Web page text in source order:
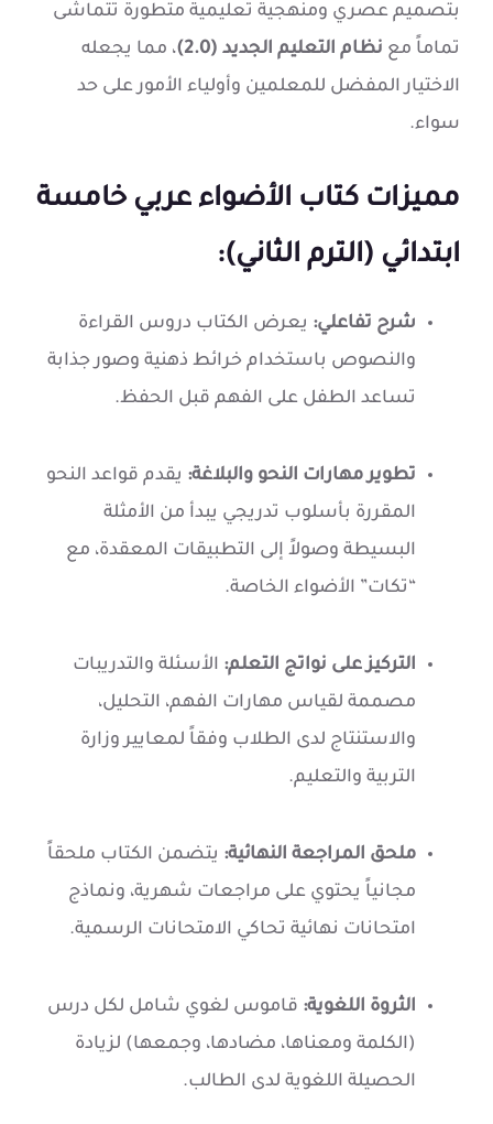
بتصميم عصري ومنهجية تعليمية متطورة تتماشى
تماماً مع نظام التعليم الجديد (2.0)
، مما يجعله
الاختيار المفضل للمعلمين وأولياء الأمور على حد
سواء.
مميزات كتاب الأضواء عربي خامسة
ابتدائي (الترم الثاني):
شرح تفاعلي: يعرض الكتاب دروس القراءة
والنصوص باستخدام خرائط ذهنية وصور جذابة
تساعد الطفل على الفهم قبل الحفظ.
تطوير مهارات النحو والبلاغة: يقدم قواعد النحو
المقررة بأسلوب تدريجي يبدأ من الأمثلة
البسيطة وصولاً إلى التطبيقات المعقدة، مع
“تكات” الأضواء الخاصة.
التركيز على نواتج التعلم: الأسئلة والتدريبات
مصممة لقياس مهارات الفهم، التحليل،
والاستنتاج لدى الطلاب وفقاً لمعايير وزارة
التربية والتعليم.
ملحق المراجعة النهائية: يتضمن الكتاب ملحقاً
مجانياً يحتوي على مراجعات شهرية، ونماذج
امتحانات نهائية تحاكي الامتحانات الرسمية.
الثروة اللغوية: قاموس لغوي شامل لكل درس
(الكلمة ومعناها، مضادها، وجمعها) لزيادة
الحصيلة اللغوية لدى الطالب.